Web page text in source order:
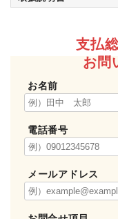
支払
お問
お名前
電話番号
メールアドレス